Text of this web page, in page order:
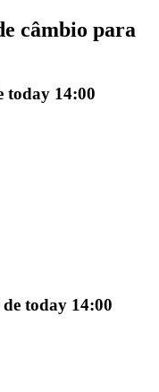
de copy trading
comerciais, etc.
câmbio para
today 14:00
today 14:00